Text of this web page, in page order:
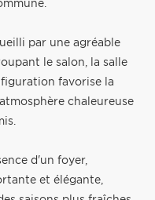
par une agréable
le salon, la salle
favorise la
chaleureuse
d'un foyer,
et élégante,